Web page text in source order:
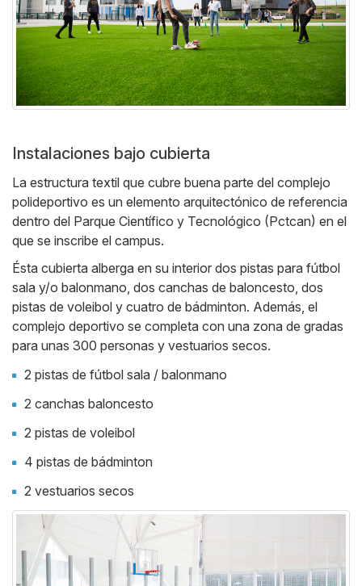
Instalaciones bajo cubierta
La estructura textil que cubre buena parte del complejo
polideportivo es un elemento arquitectónico de referencia
dentro del Parque Científico y Tecnológico (Pctcan) en el
que se inscribe el campus.
Ésta cubierta alberga en su interior dos pistas para fútbol
sala y/o balonmano, dos canchas de baloncesto, dos
pistas de voleibol y cuatro de bádminton. Además, el
complejo deportivo se completa con una zona de gradas
para unas 300 personas y vestuarios secos.
2 pistas de fútbol sala / balonmano
2 canchas baloncesto
2 pistas de voleibol
4 pistas de bádminton
2 vestuarios secos